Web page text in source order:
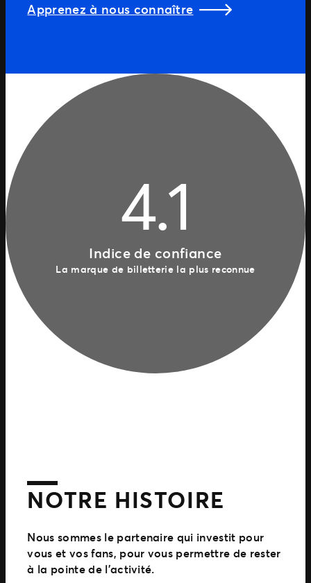
Apprenez à nous connaître
4.1
Indice de confiance
La marque de billetterie la plus reconnue
NOTRE HISTOIRE
Nous sommes le partenaire qui investit pour
vous et vos fans, pour vous permettre de rester
à la pointe de l’activité.